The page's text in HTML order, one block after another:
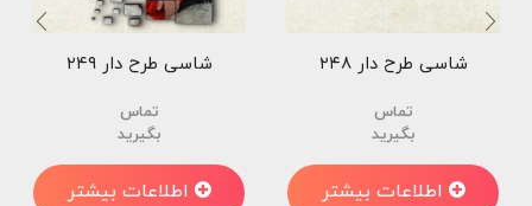
شاسی طرح دار ۲۴۸
تماس
بگیرید
اطلاعات بیشتر
شاسی طرح دار ۲۴۹
تماس
بگیرید
اطلاعات بیشتر